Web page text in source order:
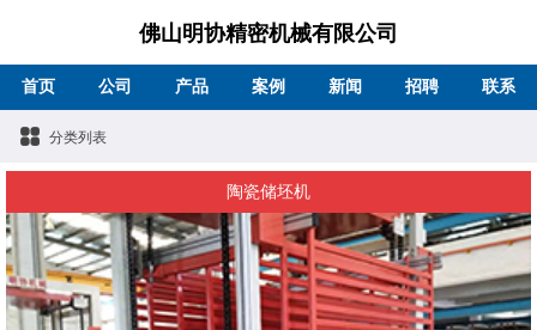
佛山明协精密机械有限公司
首页 公司 产品 案例 新闻 招聘 联系
分类列表
陶瓷储坯机